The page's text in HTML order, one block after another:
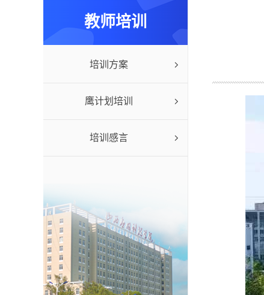
教师培训
培训方案
鹰计划培训
培训感言